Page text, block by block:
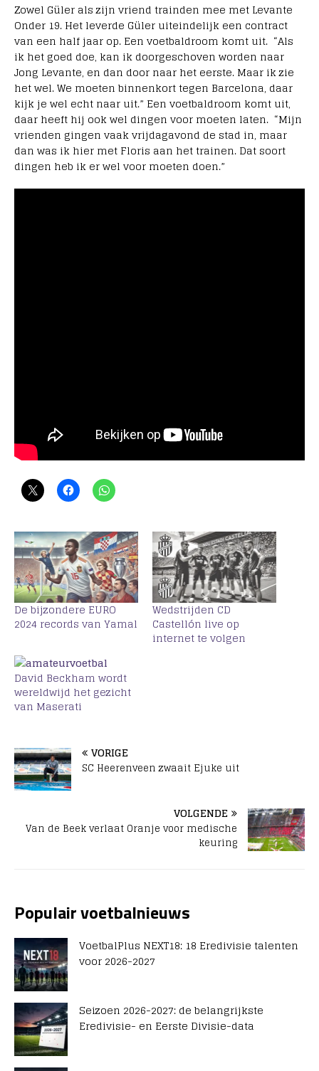
Zowel Güler als zijn vriend trainden mee met Levante
Onder 19. Het leverde Güler uiteindelijk een contract
van een half jaar op. Een voetbaldroom komt uit. “Als
ik het goed doe, kan ik doorgeschoven worden naar
Jong Levante, en dan door naar het eerste. Maar ik zie
het wel. We moeten binnenkort tegen Barcelona, daar
kijk je wel echt naar uit.” Een voetbaldroom komt uit,
daar heeft hij ook wel dingen voor moeten laten. “Mijn
vrienden gingen vaak vrijdagavond de stad in, maar
dan was ik hier met Floris aan het trainen. Dat soort
dingen heb ik er wel voor moeten doen.”
De bijzondere EURO
2024 records van Yamal
Wedstrijden CD
Castellón live op
internet te volgen
David Beckham wordt
wereldwijd het gezicht
van Maserati
VORIGE
SC Heerenveen zwaait Ejuke uit
VOLGENDE
Van de Beek verlaat Oranje voor medische
keuring
Populair voetbalnieuws
VoetbalPlus NEXT18: 18 Eredivisie talenten
voor 2026-2027
Seizoen 2026-2027: de belangrijkste
Eredivisie- en Eerste Divisie-data